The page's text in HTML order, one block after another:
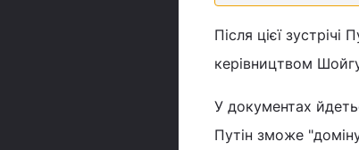
Після цієї
керівництвом
У документах
Путін зможе